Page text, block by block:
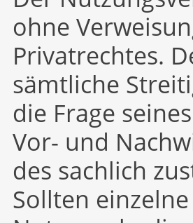
ohne
Privatrechtes.
sämtliche
die Frage
Vor- und
des sachlich
Sollten